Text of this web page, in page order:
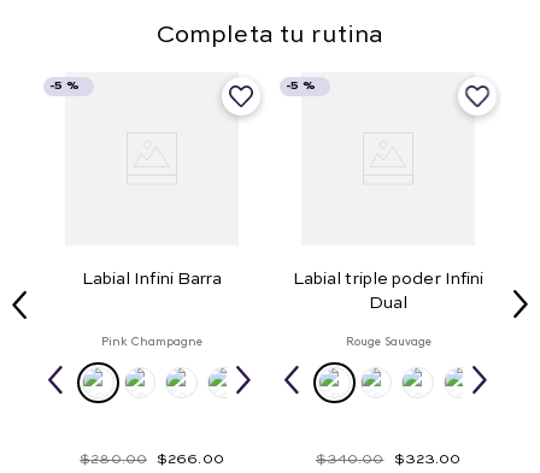
Completa tu rutina
-5 %
Labial Infini Barra
Pink Champagne
$280.00 $266. 00
-5 %
Labial triple poder Infini
Dual
Rouge Sauvage
$340.00 $323.00